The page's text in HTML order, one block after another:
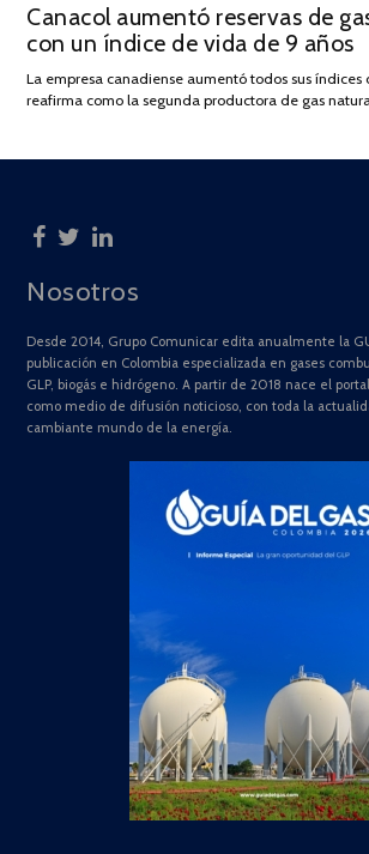
ON
DE
JULIO
2025
Canacol aumentó reservas de
con un índice de vida de 9 años
La empresa canadiense aumentó todos sus índices
reafirma como la segunda productora de gas
Nosotros
Desde 2014, Grupo Comunicar edita anualmente la
publicación en Colombia especializada en gases
GLP, biogás e hidrógeno. A partir de 2018 nace el
como medio de difusión noticioso, con toda la
cambiante mundo de la energía.